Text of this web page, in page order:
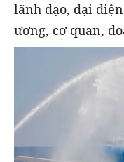
lãnh đạo, đại
ương, cơ quan,